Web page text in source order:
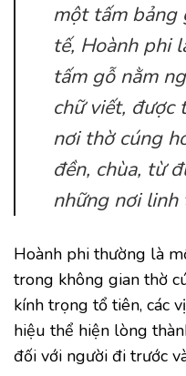
một tấm bảng
tế, Hoành phi
tấm gỗ nằm
chữ viết,
nơi thờ cúng
đền, chùa, từ
những nơi linh
Hoành phi thường là
trong không gian thờ
kính trọng tổ tiên, các
hiệu thể hiện lòng
đối với người đi trước